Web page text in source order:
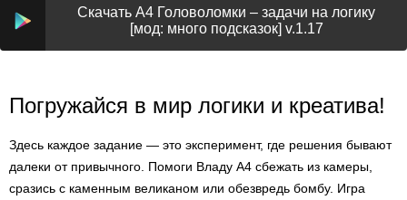
Скачать А4 Головоломки – задачи на логику
[мод: много подсказок] v.1.17
Погружайся в мир логики и креатива!
Здесь каждое задание — это эксперимент, где решения бывают
далеки от привычного. Помоги Владу А4 сбежать из камеры,
сразись с каменным великаном или обезвредь бомбу. Игра